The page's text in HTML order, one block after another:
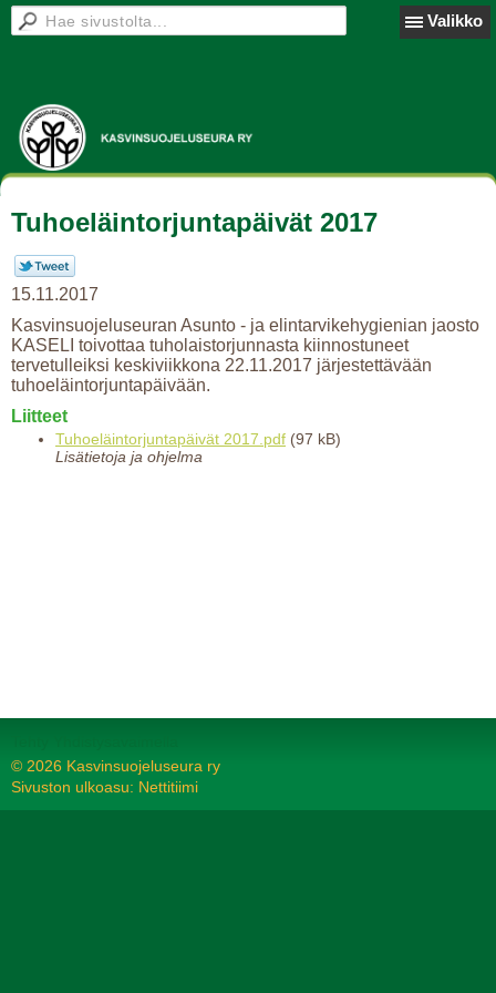
Valikko
Tuhoeläintorjuntapäivät 2017
15.11.2017
Kasvinsuojeluseuran Asunto - ja elintarvikehygienian jaosto
KASELI toivottaa tuholaistorjunnasta kiinnostuneet
tervetulleiksi keskiviikkona 22.11.2017 järjestettävään
tuhoeläintorjuntapäivään.
Liitteet
Tuhoeläintorjuntapäivät 2017.pdf (97 kB)
Lisätietoja ja ohjelma
© 2026 Kasvinsuojeluseura ry
Sivuston ulkoasu: Nettitiimi